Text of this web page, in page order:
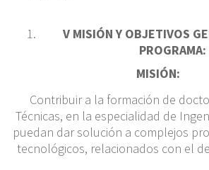
VMISIÓN Y OBJETIVOS
PROGRAMA:
MISIÓN:
Contribuir a la formación de
Técnicas, en la especialidad de
puedan dar solución a complejos
tecnológicos, relacionados con el